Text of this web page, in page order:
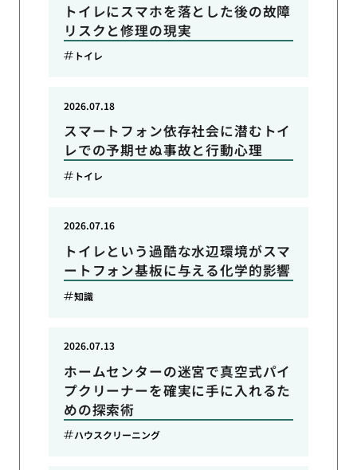
トイレにスマホを落とした後の故障
リスクと修理の現実
トイレ
スマートフォン依存社会に潜むトイ
レでの予期せぬ事故と行動心理
2026.07.18
トイレ
トイレという過酷な水辺環境がスマ
ートフォン基板に与える化学的影響
2026.07.16
知識
ホームセンターの迷宮で真空式パイ
プクリーナーを確実に手に入れるた
めの探索術
2026.07.13
ハウスクリーニング